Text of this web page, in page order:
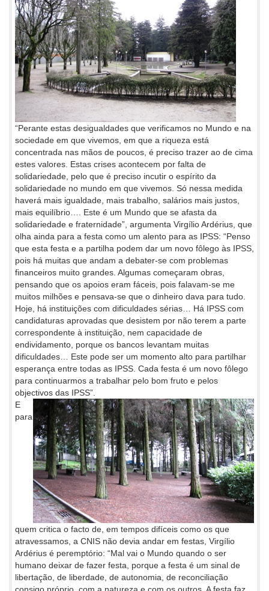
“Perante estas desigualdades que verificamos no Mundo e na
sociedade em que vivemos, em que a riqueza está
concentrada nas mãos de poucos, é preciso trazer ao de cima
estes valores. Estas crises acontecem por falta de
solidariedade, pelo que é preciso incutir o espírito da
solidariedade no mundo em que vivemos. Só nessa medida
haverá mais igualdade, mais trabalho, salários mais justos,
mais equilíbrio…. Este é um Mundo que se afasta da
solidariedade e fraternidade”, argumenta Virgílio Ardérius, que
olha ainda para a festa como um alento para as IPSS: “Penso
que esta festa e a partilha podem dar um novo fôlego às IPSS,
pois há muitas que andam a debater-se com problemas
financeiros muito grandes. Algumas começaram obras,
pensando que os apoios eram fáceis, pois falavam-se me
muitos milhões e pensava-se que o dinheiro dava para tudo.
Hoje, há instituições com dificuldades sérias… Há IPSS com
candidaturas aprovadas que desistem por não terem a parte
correspondente à instituição, nem capacidade de
endividamento, porque os bancos levantam muitas
dificuldades… Este pode ser um momento alto para partilhar
esperança entre todas as IPSS. Cada festa é um novo fôlego
para continuarmos a trabalhar pelo bom fruto e pelos
objectivos das IPSS”.
E
para
quem critica o facto de, em tempos difíceis como os que
atravessamos, a CNIS não devia andar em festas, Virgílio
Ardérius é peremptório: “Mal vai o Mundo quando o ser
humano deixar de fazer festa, porque a festa é um sinal de
libertação, de liberdade, de autonomia, de reconciliação
consigo próprio, com a natureza e com os outros. A festa faz